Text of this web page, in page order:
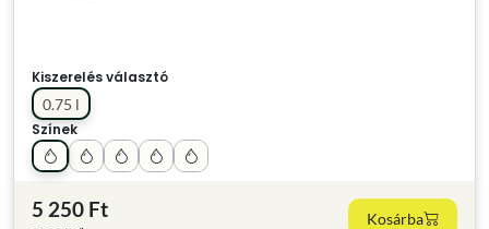
Kiszerelés választó
0.75 l
Színek
5 250 Ft Kosárba